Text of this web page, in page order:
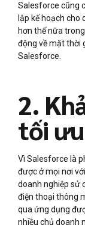
Salesforce cũng
lập kế hoạch cho
hơn thế nữa
động về mặt thời
Salesforce.
2.
tối ưu
Vì Salesforce là
được ở mọi nơi
doanh nghiệp sử
điện thoại thông
qua ứng dụng
nhiều chủ doanh